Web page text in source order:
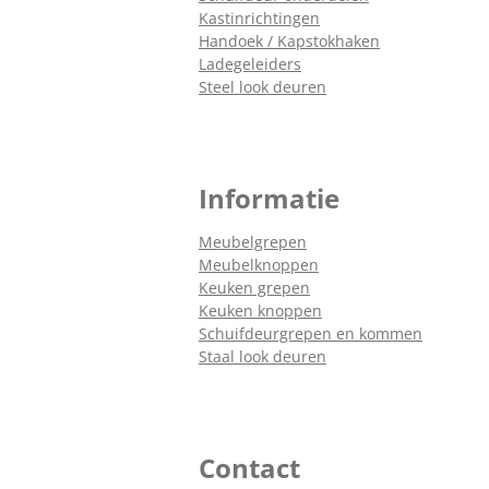
Kastinrichtingen
Handoek / Kapstokhaken
Ladegeleiders
Steel look deuren
Informatie
Meubelgrepen
Meubelknoppen
Keuken grepen
Keuken knoppen
Schuifdeurgrepen en kommen
Staal look deuren
Contact